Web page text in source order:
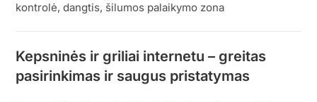
kontrolė, dangtis, šilumos palaikymo zona
Kepsninės ir griliai internetu – greitas
pasirinkimas ir saugus pristatymas